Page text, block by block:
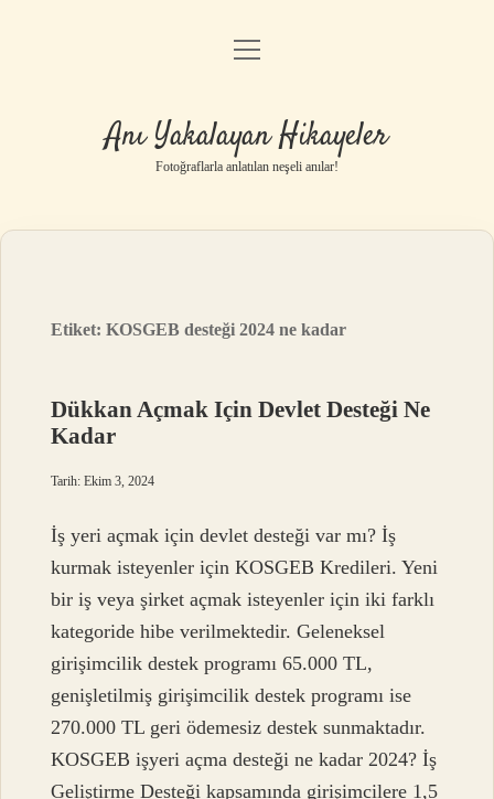
Anasayfa
Yasal Uyarı
menüyü
Anı Yakalayan Hikayeler
Fotoğraflarla anlatılan neşeli anılar!
Etiket:KOSGEB desteği 2024 ne kadar
Dükkan Açmak Için Devlet Desteği Ne
Kadar
Tarih: Ekim 3, 2024
İş yeri açmak için devlet desteği var mı? İş
kurmak isteyenler için KOSGEB Kredileri. Yeni
bir iş veya şirket açmak isteyenler için iki farklı
kategoride hibe verilmektedir. Geleneksel
girişimcilik destek programı 65.000 TL,
genişletilmiş girişimcilik destek programı ise
270.000 TL geri ödemesiz destek sunmaktadır.
KOSGEB işyeri açma desteği ne kadar 2024? İş
Geliştirme Desteği kapsamında girişimcilere 1,5